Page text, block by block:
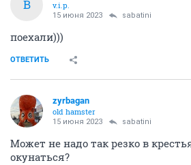
В
v.i.p.
15 июня 2023 sabatini
поехали)))
ОТВЕТИТЬ
zyrbagan
old hamster
15 июня 2023 sabatini
Может не надо так резко в
окунаться?